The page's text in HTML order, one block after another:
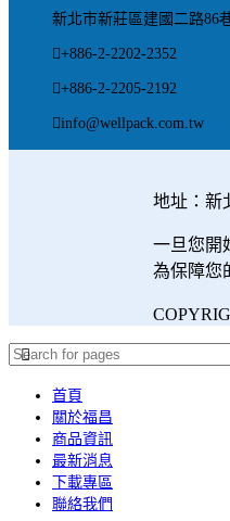
新北市新莊區建國二路86
+886-2-2202-2352
+886-2-2205-2192
info@wellpack.com.tw
地址：新
一旦您開
為保障您
首頁
關於福昌
商品資訊
最新消息
下載專區
聯絡我們